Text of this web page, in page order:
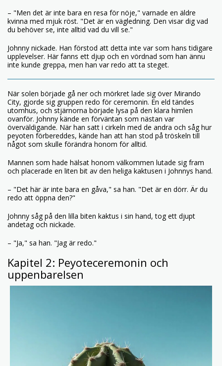
– "Men det är inte bara en resa för nöje," varnade en äldre
kvinna med mjuk röst. "Det är en vägledning. Den visar dig vad
du behöver se, inte alltid vad du vill se."
Johnny nickade. Han förstod att detta inte var som hans tidigare
upplevelser. Här fanns ett djup och en vördnad som han ännu
inte kunde greppa, men han var redo att ta steget.
När solen började gå ner och mörkret lade sig över Mirando
City, gjorde sig gruppen redo för ceremonin. En eld tändes
utomhus, och stjärnorna började lysa på den klara himlen
ovanför. Johnny kände en förväntan som nästan var
överväldigande. När han satt i cirkeln med de andra och såg hur
peyoten förbereddes, kände han att han stod på tröskeln till
något som skulle förändra honom för alltid.
Mannen som hade hälsat honom välkommen lutade sig fram
och placerade en liten bit av den heliga kaktusen i Johnnys hand.
– "Det här är inte bara en gåva," sa han. "Det är en dörr. Är du
redo att öppna den?"
Johnny såg på den lilla biten kaktus i sin hand, tog ett djupt
andetag och nickade.
– "Ja," sa han. "Jag är redo."
Kapitel 2: Peyoteceremonin och
uppenbarelsen